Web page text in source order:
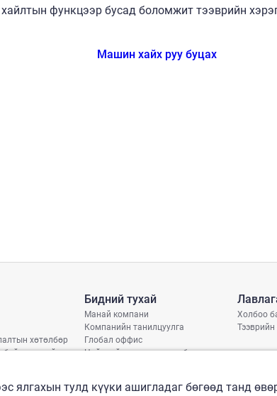
функцээр бусад боломжит тээврийн
Машин хайх руу буцах
хөтөлбөр
байдлын тайлан
Бидний тухай
Манай компани
Компанийн танилцуулга
Глобал оффис
Нийгмийн хариуцлагын бодлого
Холбоо
Тээврийн
ялгахын тулд күүки ашигладаг бөгөөд танд